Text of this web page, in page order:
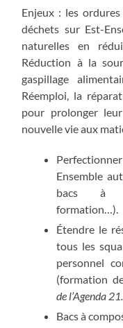
Enjeux : les
déchets sur Est-
naturelles en
Réduction à la
gaspillage
Réemploi, la
pour prolonger
nouvelle vie aux
Ensemble
bacs à
formation…).
Étendre le
tous les
personnel
(formation
de l’Agenda 21.
Bacs à